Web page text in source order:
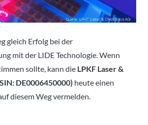
gleich Erfolg bei der
mit der LIDE Technologie. Wenn
sollte, kann die LPKF Laser &
DE0006450000) heute einen
diesem Weg vermelden.